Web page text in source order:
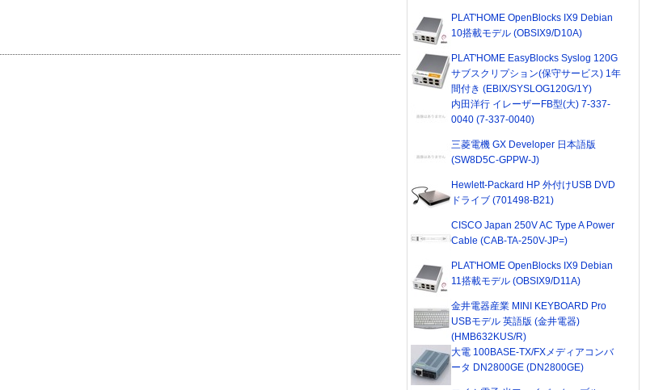
PLAT'HOME OpenBlocks IX9 Debian
10搭載モデル (OBSIX9/D10A)
PLAT'HOME EasyBlocks Syslog 120G
サブスクリプション(保守サービス) 1年
間付き (EBIX/SYSLOG120G/1Y)
内田洋行 イレーザーFB型(大) 7-337-
0040 (7-337-0040)
三菱電機 GX Developer 日本語版
(SW8D5C-GPPW-J)
Hewlett-Packard HP 外付けUSB DVD
ドライブ (701498-B21)
CISCO Japan 250V AC Type A Power
Cable (CAB-TA-250V-JP=)
PLAT'HOME OpenBlocks IX9 Debian
11搭載モデル (OBSIX9/D11A)
金井電器産業 MINI KEYBOARD Pro
USBモデル 英語版 (金井電器)
(HMB632KUS/R)
大電 100BASE-TX/FXメディアコンバ
ータ DN2800GE (DN2800GE)